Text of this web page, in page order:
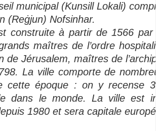
municipal (Kunsill Lokali)
(Reġjun) Nofsinhar.
construite à partir de 1566 par
maîtres de l’ordre
de Jérusalem, maîtres de
La ville comporte de
cette époque : on y recense
dans le monde. La ville est
1980 et sera capitale